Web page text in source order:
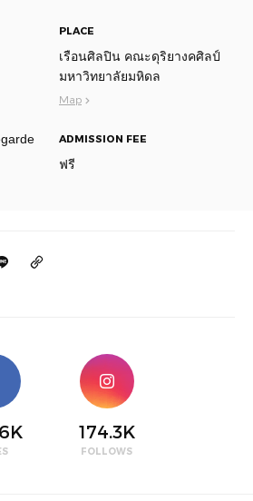
PLACE
เรือนศิลปิน คณะดุริยางคศิลป์
มหาวิทยาลัยมหิดล
Map
ADMISSION FEE
ฟรี
174.3K
FOLLOWS